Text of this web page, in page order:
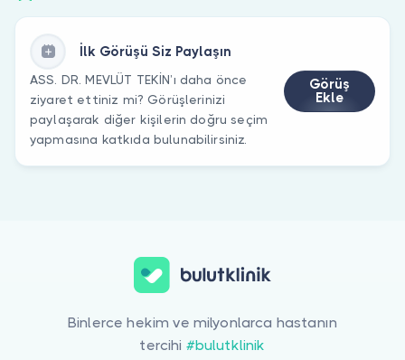
İlk Görüşü Siz Paylaşın
ASS. DR. MEVLÜT TEKİN’ı daha önce
ziyaret ettiniz mi? Görüşlerinizi
paylaşarak diğer kişilerin doğru seçim
yapmasına katkıda bulunabilirsiniz.
Görüş
Ekle
Binlerce hekim ve milyonlarca hastanın
tercihi #bulutklinik